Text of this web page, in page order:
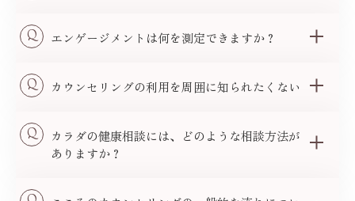
Q エンゲージメントは何を測定できますか？
Q カウンセリングの利用を周囲に知られたくない
Q
カラダの健康相談には、どのような相談方法が
ありますか？